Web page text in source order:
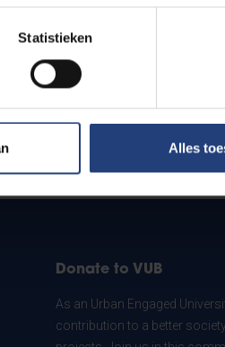
Statistieken
Alles
Donate to VUB
As an Urban Engaged
contribution to a better